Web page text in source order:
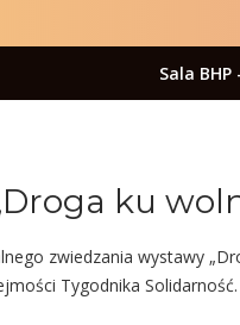
Sala
ku
zwiedzania wystawy
Tygodnika Solidarność.